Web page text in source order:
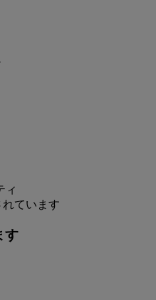
ィ
れています
す